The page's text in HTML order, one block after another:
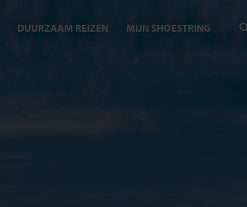
DUURZAAM REIZEN MIJN SHOESTRING